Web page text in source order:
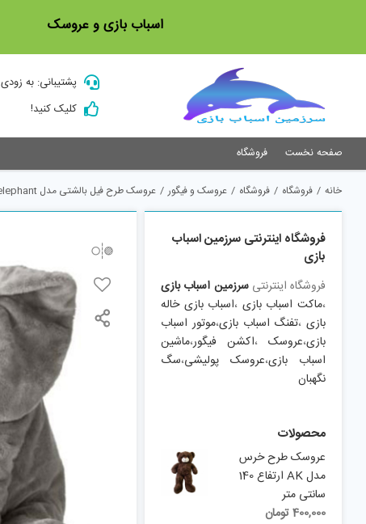
اسباب بازی و عروسک
پشتیبانی: به زودی
کلیک کنید!
صفحه نخست فروشگاه
خانه / فروشگاه / فروشگاه / عروسک و فیگور / عروسک طرح فیل بالشتی مدل mommy elephant ارتفاع 60 سانتی متر
فروشگاه اینترنتی سرزمین اسباب
بازی
فروشگاه اینترنتیسرزمین اسباب بازی
،ماکت اسباب بازی ،اسباب بازی خاله
بازی،تفنگ اسباب بازی،موتور اسباب
بازی،عروسک،اکشن فیگور،ماشین
اسباب بازی،عروسک پولیشی،سگ
نگهبان
محصولات
عروسک طرح خرس
مدل AK ارتفاع 140
سانتی متر
400,000تومان